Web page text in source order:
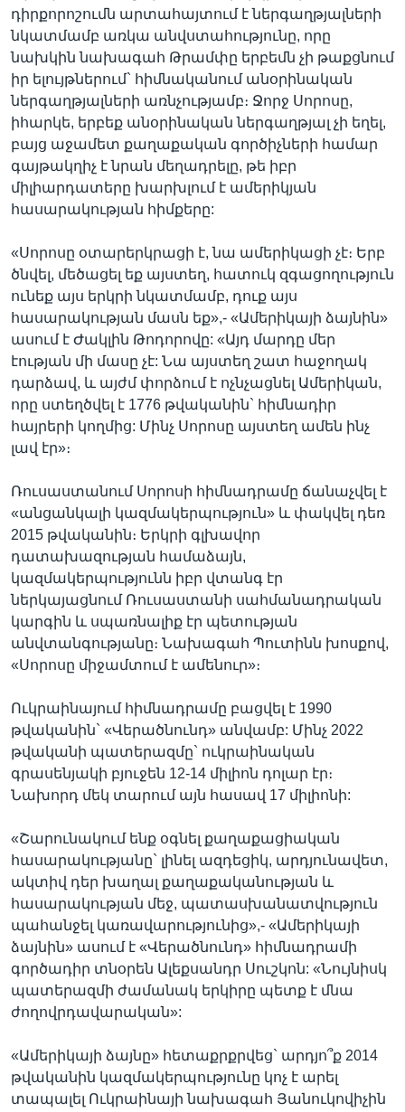
դիրքորոշումն արտահայտում է ներգաղթյալների
նկատմամբ առկա անվստահությունը, որը
նախկին նախագահ Թրամփը երբեմն չի թաքցնում
իր ելույթներում` հիմնականում անօրինական
ներգաղթյալների առնչությամբ։ Ջորջ Սորոսը,
իհարկե, երբեք անօրինական ներգաղթյալ չի եղել,
բայց աջամետ քաղաքական գործիչների համար
գայթակղիչ է նրան մեղադրելը, թե իբր
միլիարդատերը խարխլում է ամերիկյան
հասարակության հիմքերը:
«Սորոսը օտարերկրացի է, նա ամերիկացի չէ։ Երբ
ծնվել, մեծացել եք այստեղ, հատուկ զգացողություն
ունեք այս երկրի նկատմամբ, դուք այս
հասարակության մասն եք»,- «Ամերիկայի ձայնին»
ասում է Ժակլին Թոդորովը: «Այդ մարդը մեր
էության մի մասը չէ: Նա այստեղ շատ հաջողակ
դարձավ, և այժմ փորձում է ոչնչացնել Ամերիկան,
որը ստեղծվել է 1776 թվականին` հիմնադիր
հայրերի կողմից: Մինչ Սորոսը այստեղ ամեն ինչ
լավ էր»։
Ռուսաստանում Սորոսի հիմնադրամը ճանաչվել է
«անցանկալի կազմակերպություն» և փակվել դեռ
2015 թվականին։ Երկրի գլխավոր
դատախազության համաձայն,
կազմակերպությունն իբր վտանգ էր
ներկայացնում Ռուսաստանի սահմանադրական
կարգին և սպառնալիք էր պետության
անվտանգությանը։ Նախագահ Պուտինն խոսքով,
«Սորոսը միջամտում է ամենուր»։
Ուկրաինայում հիմնադրամը բացվել է 1990
թվականին` «Վերածնունդ» անվամբ: Մինչ 2022
թվականի պատերազմը` ուկրաինական
գրասենյակի բյուջեն 12-14 միլիոն դոլար էր։
Նախորդ մեկ տարում այն հասավ 17 միլիոնի:
«Շարունակում ենք օգնել քաղաքացիական
հասարակությանը` լինել ազդեցիկ, արդյունավետ,
ակտիվ դեր խաղալ քաղաքականության և
հասարակության մեջ, պատասխանատվություն
պահանջել կառավարությունից»,- «Ամերիկայի
ձայնին» ասում է «Վերածնունդ» հիմնադրամի
գործադիր տնօրեն Ալեքսանդր Սուշկոն: «Նույնիսկ
պատերազմի ժամանակ երկիրը պետք է մնա
ժողովրդավարական»:
«Ամերիկայի ձայնը» հետաքրքրվեց` արդյո՞ք 2014
թվականին կազմակերպությունը կոչ է արել
տապալել Ուկրաինայի նախագահ Յանուկովիչին